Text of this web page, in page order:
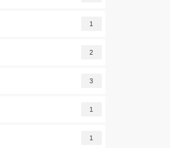
1
2
3
1
1